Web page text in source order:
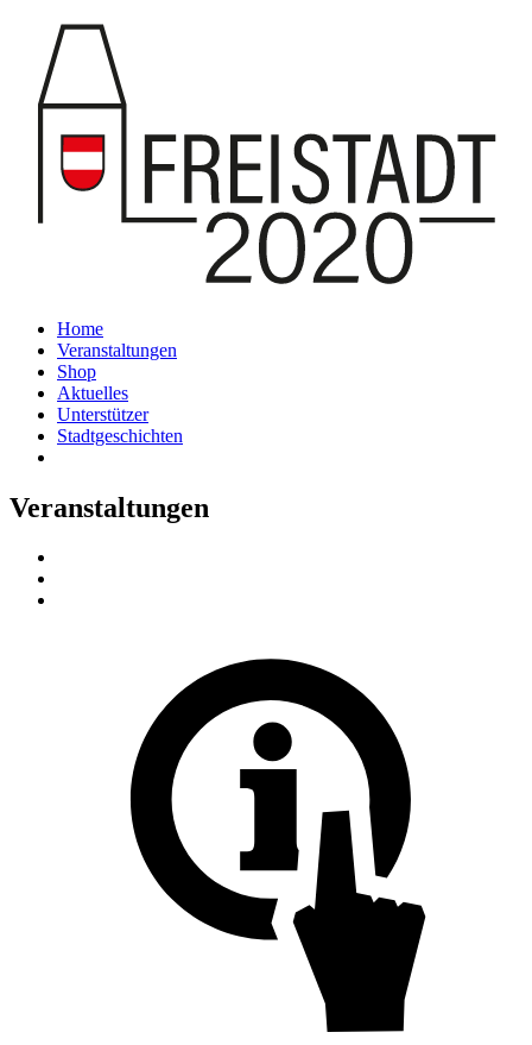
Home
Veranstaltungen
Shop
Aktuelles
Unterstützer
Stadtgeschichten
Veranstaltungen